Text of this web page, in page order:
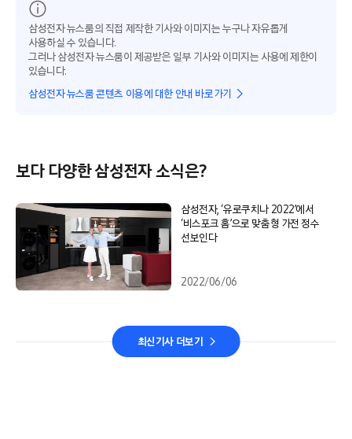
삼성전자 뉴스룸의 직접 제작한 기사와 이미지는 누구나 자유롭게
사용하실 수 있습니다.
그러나 삼성전자 뉴스룸이 제공받은 일부 기사와 이미지는 사용에 제한이
있습니다.
삼성전자 뉴스룸 콘텐츠 이용에 대한 안내 바로가기
보다 다양한 삼성전자 소식은?
삼성전자, ‘유로쿠치나 2022’에서
‘비스포크 홈’으로 맞춤형 가전 정수
선보인다
2022/06/06
최신기사 더보기